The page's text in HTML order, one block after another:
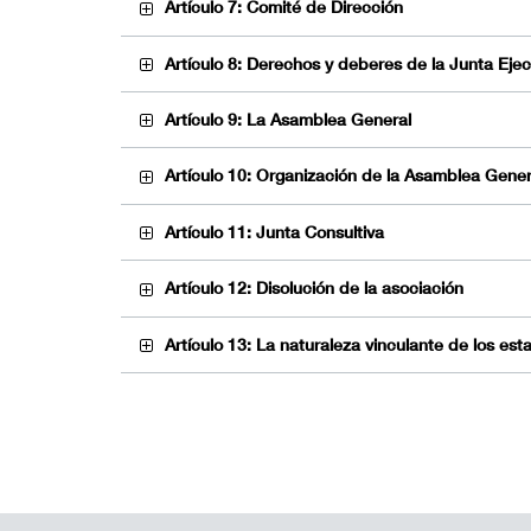
Artículo 7: Comité de Dirección
Artículo 8: Derechos y deberes de la Junta
Artículo 9: La Asamblea General
Artículo 10: Organización de la Asamblea
Artículo 11: Junta Consultiva
Artículo 12: Disolución de la asociación
Artículo 13: La naturaleza vinculante de los